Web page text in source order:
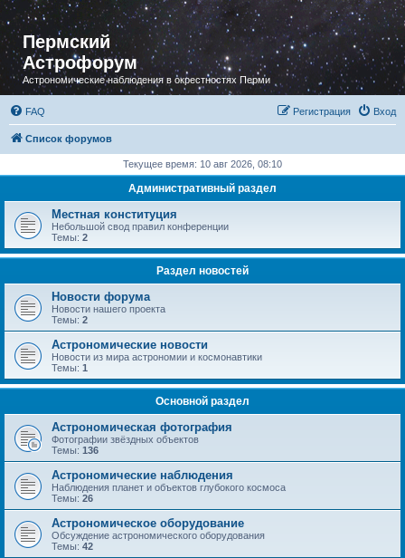
Пермский
Астрофорум
Астрономические наблюдения в окрестностях Перми
FAQ Вход
Регистрация
Список форумов
Текущее время: 10 авг 2026, 08:10
Административный раздел
Местная конституция
Небольшой свод правил конференции
Темы: 2
Раздел новостей
Новости форума
Новости нашего проекта
Темы: 2
Астрономические новости
Новости из мира астрономии и космонавтики
Темы: 1
Основной раздел
Астрономическая фотография
Фотографии звёздных объектов
Темы: 136
Астрономические наблюдения
Наблюдения планет и объектов глубокого космоса
Темы: 26
Астрономическое оборудование
Обсуждение астрономического оборудования
Темы: 42